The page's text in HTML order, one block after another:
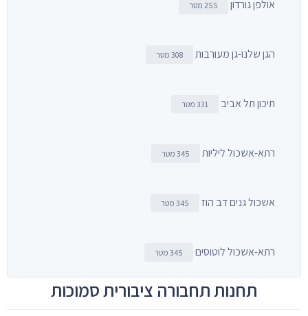
אולפן גורדון 255 מטר
הגן שלנו-גן מעורבות 308 מטר
תיכון תל אביב 331 מטר
רתא-אשכול ליליות 345 מטר
אשכול גנים דב הוז 345 מטר
רתא-אשכול לוטוסים 345 מטר
תחנות תחבורה ציבורית סמוכות